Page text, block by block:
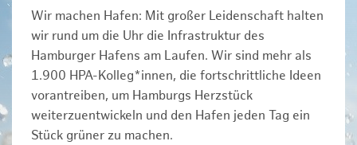
Wir machen Hafen: Mit großer Leidenschaft halten
wir rund um die Uhr die Infrastruktur des
Hamburger Hafens am Laufen. Wir sind mehr als
1.900 HPA-Kolleg*innen, die fortschrittliche Ideen
vorantreiben, um Hamburgs Herzstück
weiterzuentwickeln und den Hafen jeden Tag ein
Stück grüner zu machen.